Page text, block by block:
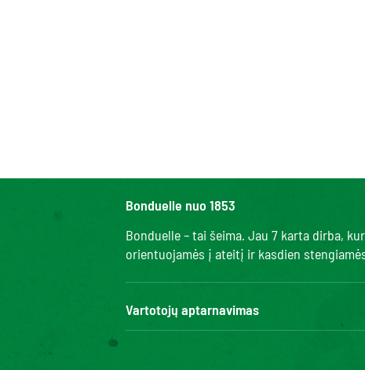
Bonduelle nuo 1853
Bonduelle – tai šeima. Jau 7 karta dirba,
orientuojamės į ateitį ir kasdien
Vartotojų aptarnavimas